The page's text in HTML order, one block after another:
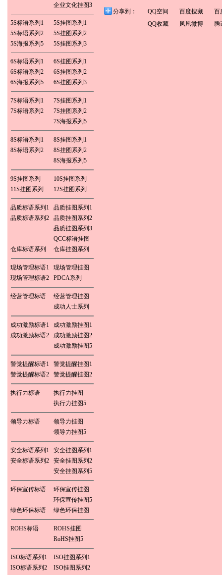
室、会议室、会客厅、 培训教室、仓
司送货上门代收货款， 外省的客户须
使用银行汇款，汇款时请把汇款资料
购单传真至我司，我司收到传真后将
在当天内将您订购的产品寄出，珠江
三角洲地区一天可以到货， 外省城市
地区3-4天可以到货。
www.5s886.com
订 购 热 线：
0769-82286226 13922515848
联系人：白先生
订 购 传 真：
0769-82713929
企业文化挂图3
5S标语系列1
5S挂图系列1
5S标语系列2
5S挂图系列2
5S海报系列5
5S挂图系列3
6S标语系列1
6S挂图系列1
6S标语系列2
6S挂图系列2
6S海报系列5
6S挂图系列3
7S标语系列1
7S挂图系列1
7S标语系列2
7S挂图系列2
7S海报系列5
8S标语系列1
8S挂图系列1
8S标语系列2
8S挂图系列2
8S海报系列5
9S挂图系列
10S挂图系列
11S挂图系列
12S挂图系列
品质标语系列1
品质挂图系列1
品质标语系列2
品质挂图系列2
品质挂图系列3
QCC标语挂图
仓库标语系列
仓库挂图系列
现场管理标语1
现场管理挂图
现场管理标语2
PDCA系列
经营管理标语
经营管理挂图
成功人士系列
成功激励标语1
成功激励挂图1
成功激励标语2
成功激励挂图2
成功激励挂图5
警觉提醒标语1
警觉提醒挂图1
警觉提醒标语2
警觉提醒挂图2
执行力标语
执行力挂图
执行力挂图5
领导力标语
领导力挂图
领导力挂图5
安全标语系列1
安全挂图系列1
安全标语系列2
安全挂图系列2
安全挂图系列5
环保宣传标语
环保宣传挂图
环保宣传挂图5
绿色环保标语
绿色环保挂图
ROHS标语
ROHS挂图
RoHS挂图5
ISO标语系列1
ISO挂图系列1
ISO标语系列2
ISO挂图系列2
分享到： QQ空间 百度搜藏
百
QQ收藏
凤凰微博 腾